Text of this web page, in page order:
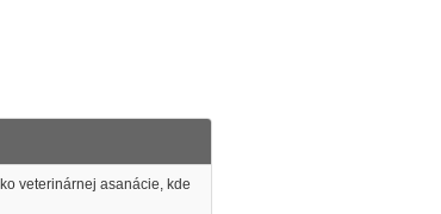
veterinárnej asanácie, kde